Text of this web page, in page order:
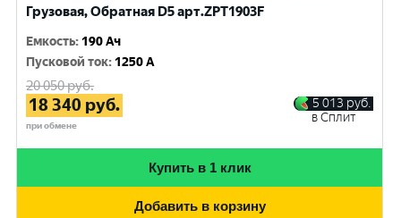
Грузовая, Обратная D5 арт.ZPT1903F
Емкость: 190 Ач
Пусковой ток: 1250 A
20 050руб.
18 340 руб.
при обмене
5 013 руб.
в Сплит
Купить в 1 клик
Добавить в корзину